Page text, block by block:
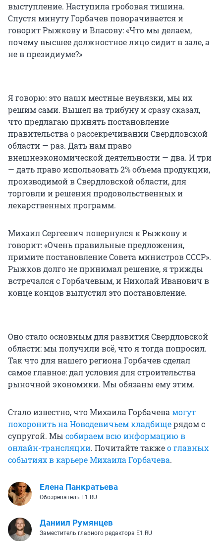
выступление. Наступила гробовая тишина.
Спустя минуту Горбачев поворачивается и
говорит Рыжкову и Власову: «Что мы делаем,
почему высшее должностное лицо сидит в зале, а
не в президиуме?»
Я говорю: это наши местные неувязки, мы их
решим сами. Вышел на трибуну и сразу сказал,
что предлагаю принять постановление
правительства о рассекречивании Свердловской
области — раз. Дать нам право
внешнеэкономической деятельности — два. И три
— дать право использовать 2% объема продукции,
производимой в Свердловской области, для
торговли и решения продовольственных и
лекарственных программ.
Михаил Сергеевич повернулся к Рыжкову и
говорит: «Очень правильные предложения,
примите постановление Совета министров СССР».
Рыжков долго не принимал решение, я трижды
встречался с Горбачевым, и Николай Иванович в
конце концов выпустил это постановление.
Оно стало основным для развития Свердловской
области: мы получили всё, что я тогда попросил.
Так что для нашего региона Горбачев сделал
самое главное: дал условия для строительства
рыночной экономики. Мы обязаны ему этим.
Стало известно, что Михаила Горбачева могут
похоронить на Новодевичьем кладбищерядом с
супругой. Мы собираем всю информацию в
онлайн-трансляции. Почитайте такжео главных
событиях в карьере Михаила Горбачева.
Елена Панкратьева
Обозреватель E1.RU
Даниил Румянцев
Заместитель главного редактора E1.RU